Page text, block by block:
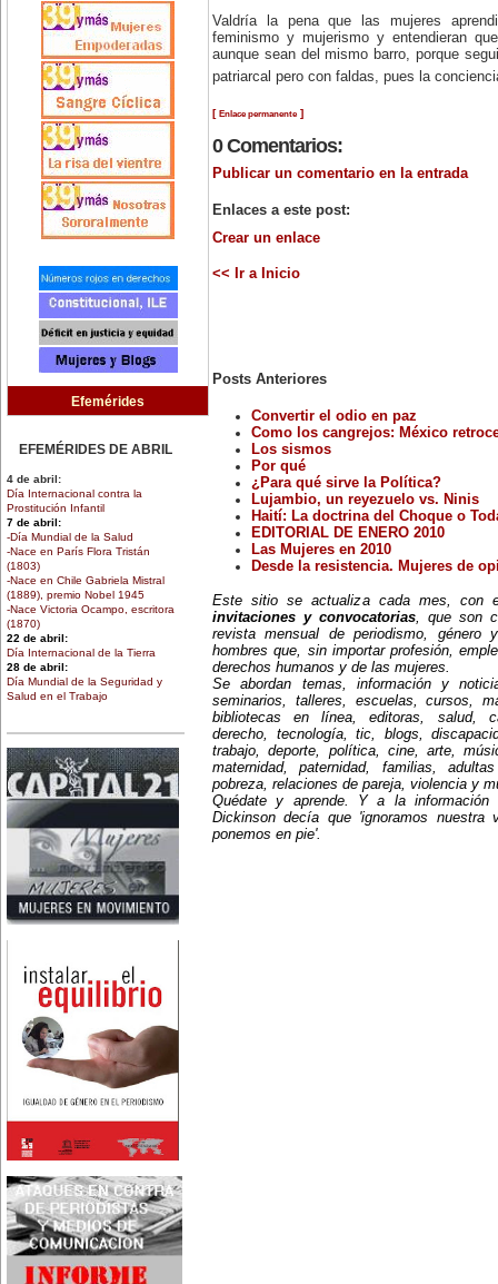
Efemérides
EFEMÉRIDES DE ABRIL
4 de abril:
Día Internacional contra la
Prostitución Infantil
7 de abril:
-Día Mundial de la Salud
-Nace en París Flora Tristán
(1803)
-Nace en Chile Gabriela Mistral
(1889), premio Nobel 1945
-Nace Victoria Ocampo, escritora
(1870)
22 de abril:
Día Internacional de la Tierra
28 de abril:
Día Mundial de la Seguridad y
Salud en el Trabajo
EFEMÉRIDES DE MARZO
1 de marzo:
Nace en Santiago, Chile, la
escritora Mercedes Valenzuela
Alvarez (1924-1993), más
conocida como Mercedes
Valdivieso. En 1961 publica 'La
Brecha', considerada como la
primera novela feminista de
Latinoamérica.
4 de marzo:
En México muere Adelina
Zendejas (1909-1993), periodista,
derechos de las mujeres.
5 de marzo:
En Dijon fallece Gabrielle Suchon
(1703), notable filósofa francesa,
autora del Tratado de la moral y
de la política (1693), la primera
obra explícitamente filosófica
escrita por una mujer en el
8 de marzo:
nace Juana Fernández Morales
(1895-1980), poeta conocida
Ibarbourou, o 'Juana de América'.
Se la considera una de las figuras
clave de la poesía
hispanoamericana
contemporánea.
14 de marzo:
Nace, en la Ciudad de México,
Valdría la pena que las mujeres
feminismo y mujerismo y entendieran
aunque sean del mismo barro, porque
patriarcal pero con faldas, pues la
[ Enlace permanente]
0 Comentarios:
Publicar un comentario en la entrada
Enlaces a este post:
Crear un enlace
<< Ir a Inicio
Posts Anteriores
Convertir el odio en paz
Como los cangrejos: México
Los sismos
Por qué
¿Para qué sirve la Política?
Lujambio, un reyezuelo vs. Ninis
Haití: La doctrina del Choque o
EDITORIAL DE ENERO 2010
Las Mujeres en 2010
Desde la resistencia. Mujeres de
Este sitio se actualiza cada mes, con
invitaciones y convocatorias, que son
revista mensual de periodismo, género
hombres que, sin importar profesión,
derechos humanos y de las mujeres.
Se abordan temas, información y
seminarios, talleres, escuelas, cursos,
bibliotecas en línea, editoras, salud,
derecho, tecnología, tic, blogs,
trabajo, deporte, política, cine, arte,
maternidad, paternidad, familias,
pobreza, relaciones de pareja, violencia y
Quédate y aprende. Y a la
Dickinson decía que 'ignoramos nuestra
ponemos en pie'.